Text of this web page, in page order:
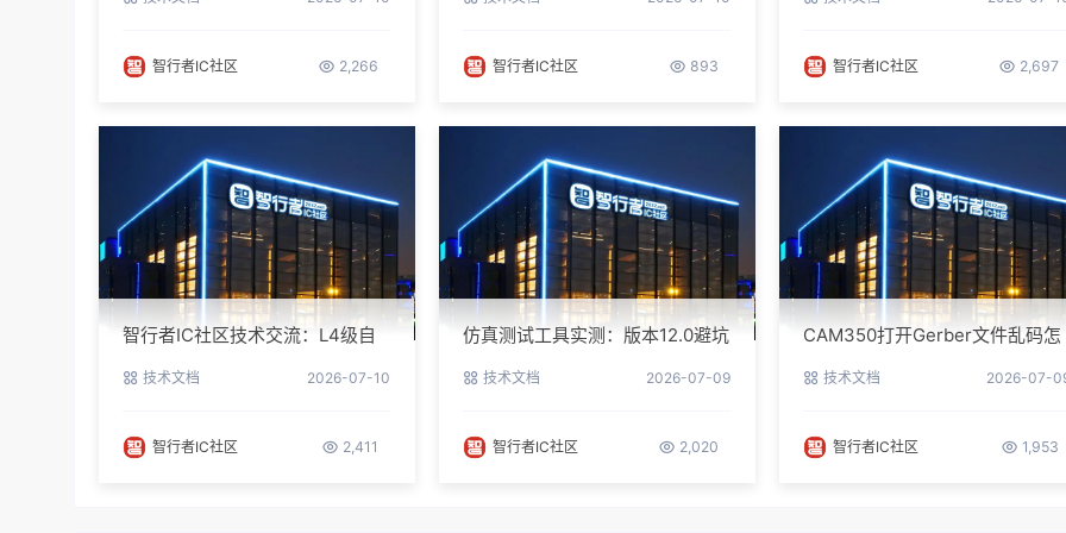
智行者IC社区 2,266 智行者IC社区 893 智行者IC社区 2,697
智行者IC社区技术交流：L4级自
技术文档 2026-07-10
智行者IC社区 2,411
仿真测试工具实测：版本12.0避坑
技术文档 2026-07-09
智行者IC社区 2,020
CAM350打开Gerber文件乱码怎
技术文档 2026-07-
智行者IC社区 1,953